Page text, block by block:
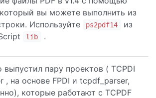
вы можете выполнить из
Используйте
ps2pdf14
из
lib .
выпустил пару проектов ( TCPDI
, на основе FPDI и tcpdf_parser,
которые работают с TCPDF